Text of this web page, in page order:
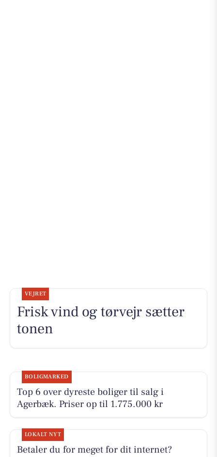
VEJRET
Frisk vind og tørvejr sætter
tonen
BOLIGMARKED
Top 6 over dyreste boliger til salg i
Agerbæk. Priser op til 1.775.000 kr
LOKALT NYT
Betaler du for meget for dit internet?